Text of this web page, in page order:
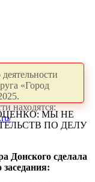
«Город
находятся:
МЫ НЕ
ПО ДЕЛУ
Донского сделала
заседания: